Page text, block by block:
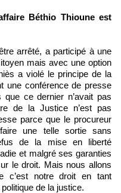
Béthio Thioune est
arrêté, a participé à une
mais avec une option
a violé le principe de la
une conférence de presse
ce dernier n’avait pas
de la Justice n’est pas
parce que le procureur
une telle sortie sans
de la mise en liberté
et malgré ses garanties
le droit. Mais nous allons
c’est notre droit en tant
de la justice.